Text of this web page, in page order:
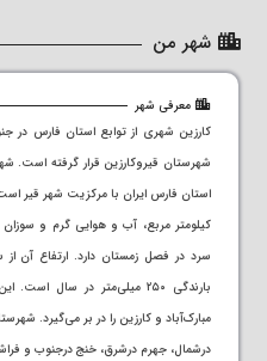
شهر من
معرفی شهر
کارزین شهری از توابع استان فارس
شهرستان قیروکارزین قرار گرفته ‌است.
کیلومتر مربع، آب و هوایی گرم و
بارندگی ۲۵۰ میلی‌متر در سال
مبارک‌آباد و کارزین را در بر می‌گیرد.
درشمال، جهرم درشرق، خنج درجنوب و